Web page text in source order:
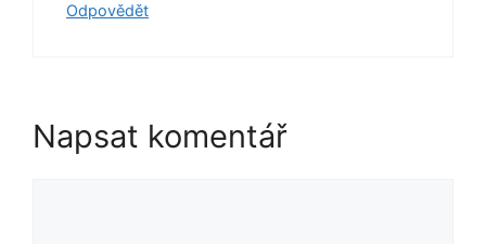
Odpovědět
Napsat komentář